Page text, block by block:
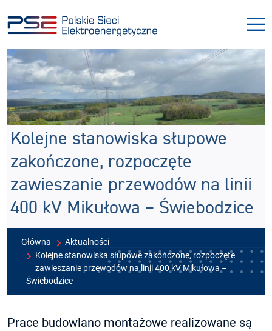
do
menu
do
treści
Kolejne stanowiska słupowe
zakończone, rozpoczęte
zawieszanie przewodów na linii
400 kV Mikułowa – Świebodzice
Główna
Aktualności
Kolejne stanowiska słupowe zakończone, rozpoczęte
zawieszanie przewodów na linii 400 kV Mikułowa –
Świebodzice
Prace budowlano montażowe realizowane są